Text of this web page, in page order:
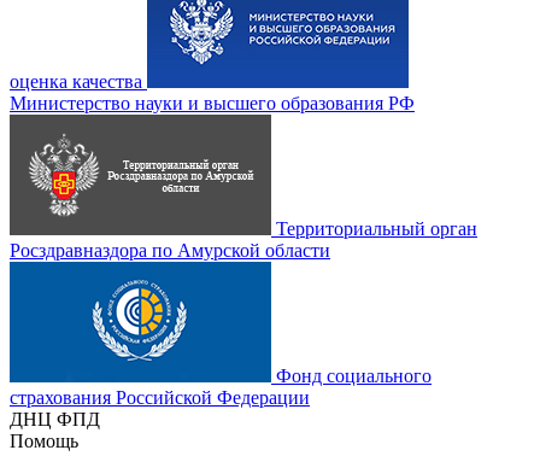
оценка качества
Министерство науки и высшего образования РФ
Территориальный орган
Росздравназдора по Амурской области
Фонд социального
страхования Российской Федерации
ДНЦ ФПД
Помощь